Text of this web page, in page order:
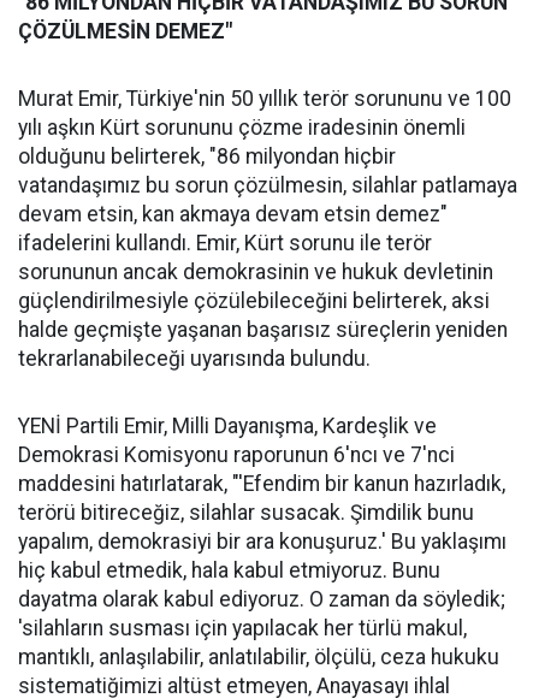
ÇÖZÜLMESİN DEMEZ"
Murat Emir, Türkiye'nin 50 yıllık terör sorununu ve 100
yılı aşkın Kürt sorununu çözme iradesinin önemli
olduğunu belirterek, "86 milyondan hiçbir
vatandaşımız bu sorun çözülmesin, silahlar patlamaya
devam etsin, kan akmaya devam etsin demez"
ifadelerini kullandı. Emir, Kürt sorunu ile terör
sorununun ancak demokrasinin ve hukuk devletinin
güçlendirilmesiyle çözülebileceğini belirterek, aksi
halde geçmişte yaşanan başarısız süreçlerin yeniden
tekrarlanabileceği uyarısında bulundu.
YENİ Partili Emir, Milli Dayanışma, Kardeşlik ve
Demokrasi Komisyonu raporunun 6'ncı ve 7'nci
maddesini hatırlatarak, "'Efendim bir kanun hazırladık,
terörü bitireceğiz, silahlar susacak. Şimdilik bunu
yapalım, demokrasiyi bir ara konuşuruz.' Bu yaklaşımı
hiç kabul etmedik, hala kabul etmiyoruz. Bunu
dayatma olarak kabul ediyoruz. O zaman da söyledik;
'silahların susması için yapılacak her türlü makul,
mantıklı, anlaşılabilir, anlatılabilir, ölçülü, ceza hukuku
sistematiğimizi altüst etmeyen, Anayasayı ihlal